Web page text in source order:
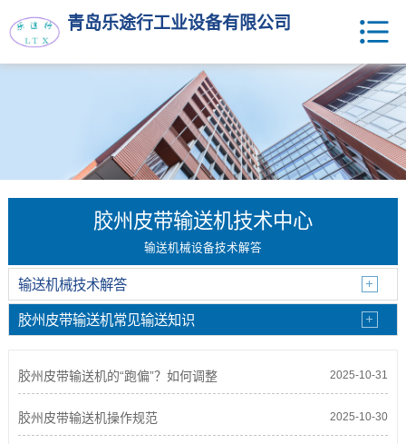
青岛乐途行工业设备有限公司
胶州皮带输送机技术中心
输送机械设备技术解答
输送机械技术解答
胶州皮带输送机常见输送知识
胶州皮带输送机的“跑偏”？如何调整 2025-10-31
胶州皮带输送机操作规范 2025-10-30